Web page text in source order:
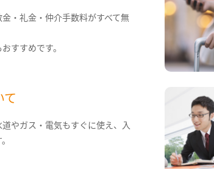
・礼金・仲介手数料がすべて無
すすめです。
やガス・電気もすぐに使え、入